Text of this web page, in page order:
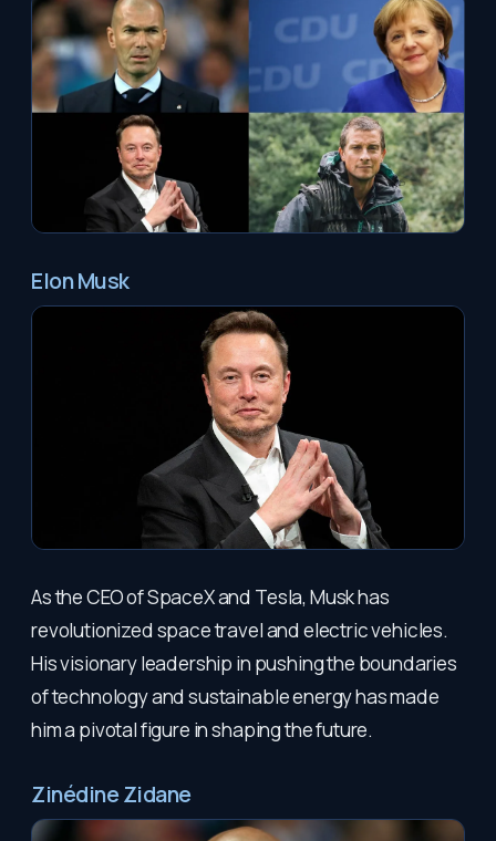
Elon Musk
As the CEO of SpaceX and Tesla, Musk has
revolutionized space travel and electric vehicles.
His visionary leadership in pushing the boundaries
of technology and sustainable energy has made
him a pivotal figure in shaping the future.
Zinédine Zidane